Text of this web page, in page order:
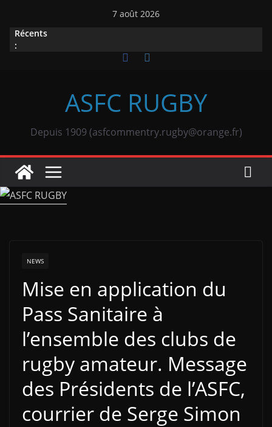
contenu
7 août 2026
Récents
:
ASFC RUGBY
Depuis 1909 (asfcommentry.rugby@orange.fr)
NEWS
Mise en application du
Pass Sanitaire à
l’ensemble des clubs de
rugby amateur. Message
des Présidents de l’ASFC,
courrier de Serge Simon